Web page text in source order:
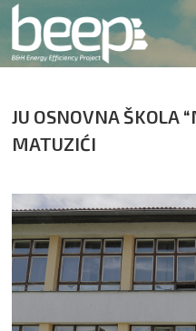
JU OSNOVNA ŠKOLA
MATUZIĆI